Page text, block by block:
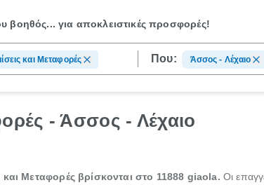
βοηθός...για αποκλειστικές προσφορές!
και Μεταφορές Που: Άσσος - Λέχαιο
- Άσσος - Λέχαιο
και Μεταφορές βρίσκονται στο 11888 giaola. Οι